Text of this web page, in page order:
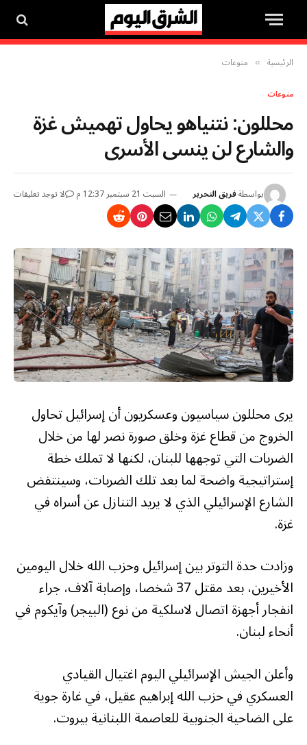
الرئيسية » منوعات
منوعات
محللون: نتنياهو يحاول تهميش غزة
والشارع لن ينسى الأسرى
بواسطةفريق التحرير السبت 21 سبتمبر 12:37 م لا توجد تعليقات
يرى محللون سياسيون وعسكريون أن إسرائيل تحاول
الخروج من قطاع غزة وخلق صورة نصر لها من خلال
الضربات التي توجهها للبنان، لكنها لا تملك خطة
إستراتيجية واضحة لما بعد تلك الضربات، وسينتفض
الشارع الإسرائيلي الذي لا يريد التنازل عن أسراه في
غزة.
وزادت حدة التوتر بين إسرائيل وحزب الله خلال اليومين
الأخيرين، بعد مقتل 37 شخصا، وإصابة آلاف، جراء
انفجار أجهزة اتصال لاسلكية من نوع (البيجر) وآيكوم في
أنحاء لبنان.
وأعلن الجيش الإسرائيلي اليوم اغتيال القيادي
العسكري في حزب الله إبراهيم عقيل، في غارة جوية
على الضاحية الجنوبية للعاصمة اللبنانية بيروت.